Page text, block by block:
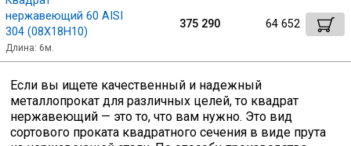
нержавеющий 60 AISI
304 (08Х18Н10)
Длина: 6м.
375 290 64 652
Если вы ищете качественный и надежный
металлопрокат для различных целей, то квадрат
нержавеющий — это то, что вам нужно. Это вид
сортового проката квадратного сечения в виде прута